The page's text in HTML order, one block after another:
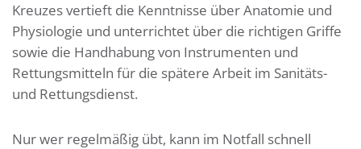
Kreuzes vertieft die Kenntnisse über Anatomie und
Physiologie und unterrichtet über die richtigen Griffe
sowie die Handhabung von Instrumenten und
Rettungsmitteln für die spätere Arbeit im Sanitäts-
und Rettungsdienst.
Nur wer regelmäßig übt, kann im Notfall schnell